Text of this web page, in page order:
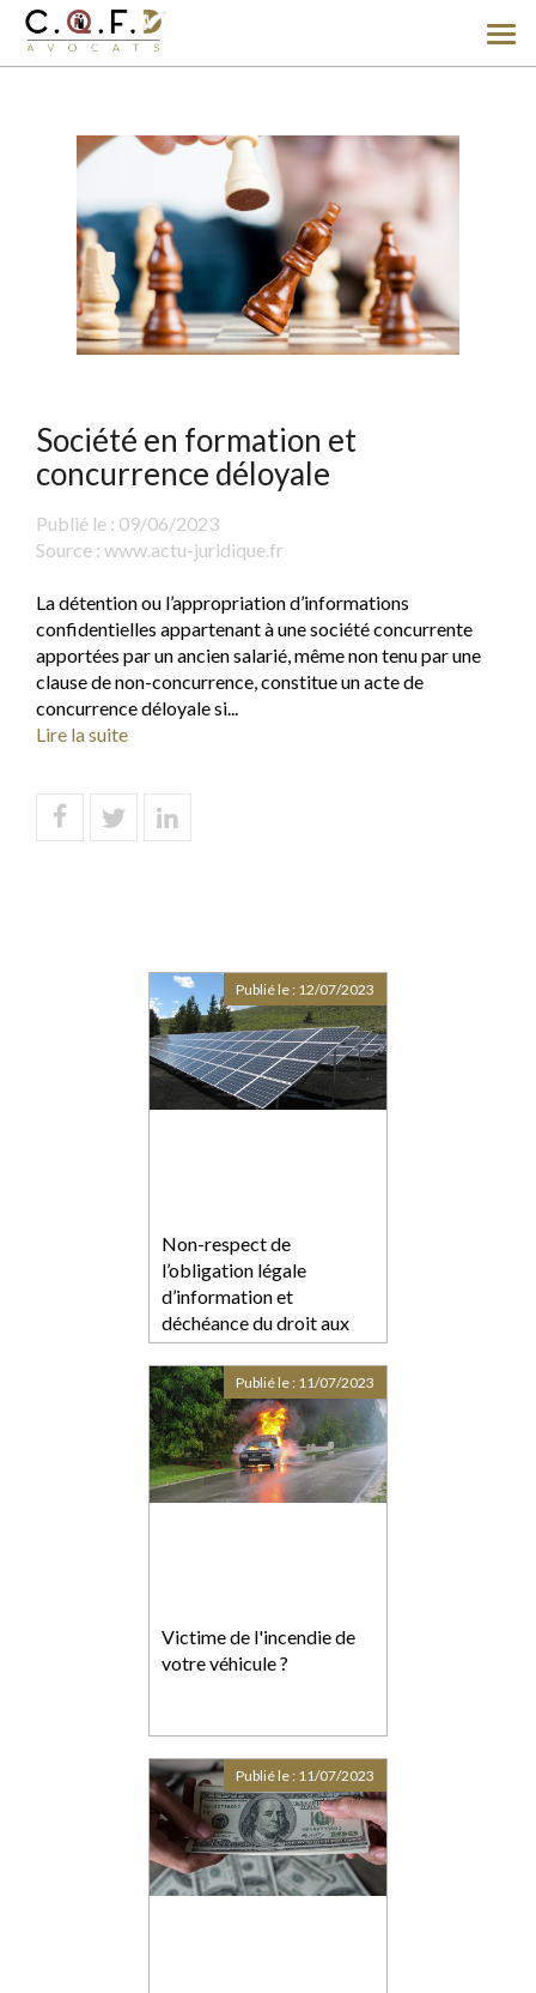
le
Société en formation et
concurrence déloyale
Publié le : 09/06/2023
Source : www.actu-juridique.fr
La détention ou l’appropriation d’informations
confidentielles appartenant à une société concurrente
apportées par un ancien salarié, même non tenu par une
clause de non-concurrence, constitue un acte de
concurrence déloyale si...
Lire la suite
Non-respect de
l’obligation légale
d’information et
déchéance du droit aux
intérêts contractuels
Publié le : 12/07/2023
Victime de l'incendie de
votre véhicule ?
Publié le : 11/07/2023
Publié le : 11/07/2023